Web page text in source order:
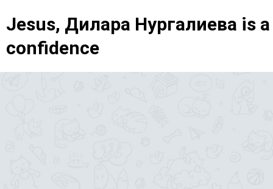
Jesus, Дилара Нургалиева is
confidence